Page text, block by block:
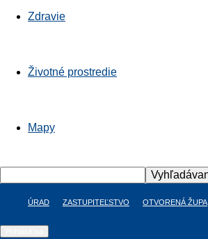
Zdravie
Životné prostredie
Mapy
ÚRAD ZASTUPITEĽSTVO OTVORENÁ ŽUPA